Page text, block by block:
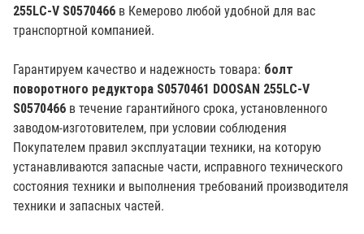
255LC-V S0570466 в Кемерово любой удобной для вас
транспортной компанией.
Гарантируем качество и надежность товара: болт
поворотного редуктора S0570461 DOOSAN 255LC-V
S0570466 в течение гарантийного срока, установленного
заводом-изготовителем, при условии соблюдения
Покупателем правил эксплуатации техники, на которую
устанавливаются запасные части, исправного технического
состояния техники и выполнения требований производителя
техники и запасных частей.